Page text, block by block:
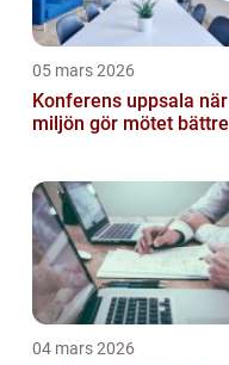
05 mars 2026
Konferens uppsala när
miljön gör mötet bättre
04 mars 2026